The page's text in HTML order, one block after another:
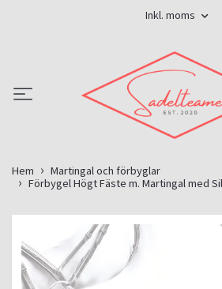
Inkl. moms
Hem
Martingal och förbyglar
Förbygel Högt Fäste m. Martingal med